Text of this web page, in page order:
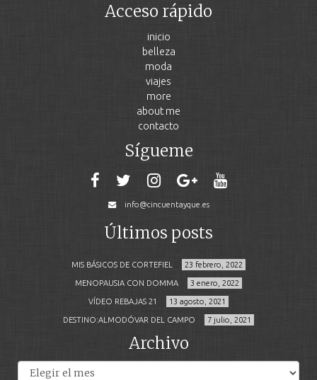
Acceso rápido
inicio
belleza
moda
viajes
more
about me
contacto
Sígueme
info@cincuentayque.es
Últimos posts
MIS BÁSICOS DE CORTEFIEL 23 febrero, 2022
MENOPAUSIA CON DOMMA 3 enero, 2022
VÍDEO REBAJAS 21 13 agosto, 2021
DESTINO:ALMODÓVAR DEL CAMPO 7 julio, 2021
Archivo